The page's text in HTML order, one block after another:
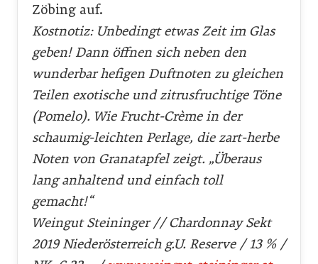
Zöbing auf.
Kostnotiz: Unbedingt etwas Zeit im Glas
geben! Dann öffnen sich neben den
wunderbar hefigen Duftnoten zu gleichen
Teilen exotische und zitrusfruchtige Töne
(Pomelo). Wie Frucht-Crème in der
schaumig-leichten Perlage, die zart-herbe
Noten von Granatapfel zeigt. „Überaus
lang anhaltend und einfach toll
gemacht!“
Weingut Steininger // Chardonnay Sekt
2019 Niederösterreich g.U. Reserve / 13 % /